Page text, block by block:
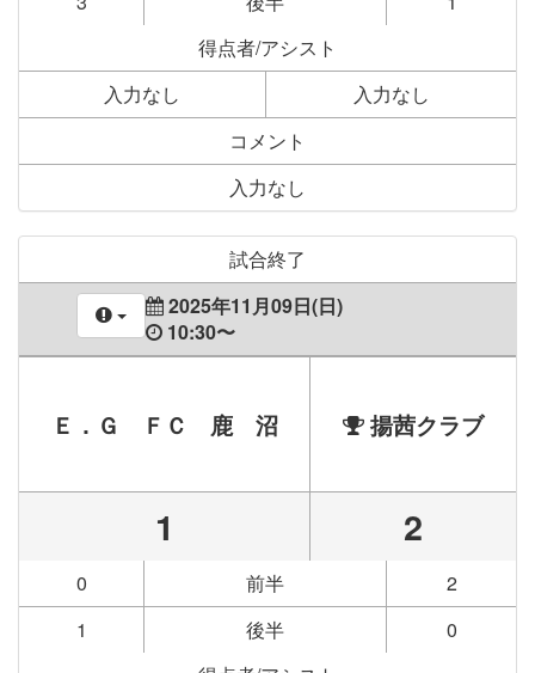
得点者/アシスト
入力なし
入力なし
コメント
入力なし
試合終了
2025年11月09日(日)
10:30〜
Ｅ．Ｇ ＦＣ 鹿 沼 揚茜クラブ
1 2
0 前半
2
1
後半
0